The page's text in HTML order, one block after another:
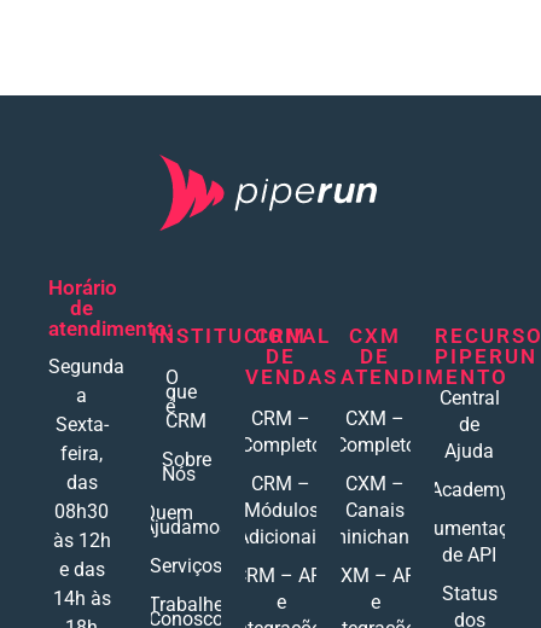
Horário
de
atendimento:
Segunda
a
Sexta-
feira,
das
08h30
às 12h
e das
14h às
INSTITUCIONAL
O
que
é
CRM
Sobre
Nós
Quem
Ajudamos
Serviços
Trabalhe
Conosco
CRM
DE
VENDAS
CRM –
Completo
CRM –
Módulos
Adicionais
CRM – API
e
CXM
DE
ATENDIMENTO
CXM –
Completo
CXM –
Canais
Ominichannel
CXM – API
e
PIPERUN
Central
de
Ajuda
Academy
Documentações
de API
Status
dos